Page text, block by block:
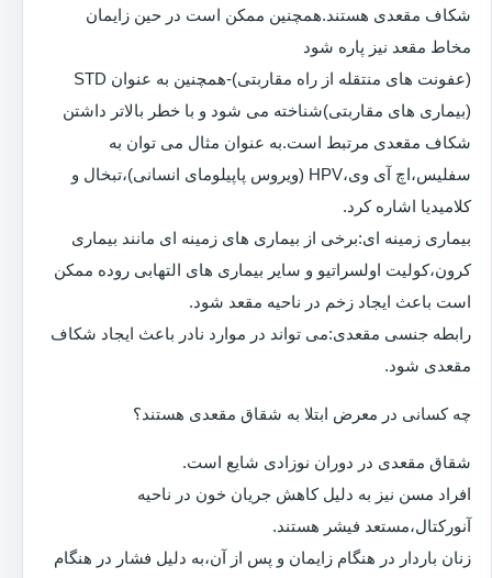
شکاف مقعدی هستند.همچنین ممکن است در حین زایمان
مخاط مقعد نیز پاره شود
(عفونت های منتقله از راه مقاربتی)-همچنین به عنوان STD
(بیماری های مقاربتی)شناخته می شود و با خطر بالاتر داشتن
شکاف مقعدی مرتبط است.به عنوان مثال می توان به
سفلیس،اچ آی وی،HPV (ویروس پاپیلومای انسانی)،تبخال و
کلامیدیا اشاره کرد.
بیماری زمینه ای:برخی از بیماری های زمینه ای مانند بیماری
کرون،کولیت اولسراتیو و سایر بیماری های التهابی روده ممکن
است باعث ایجاد زخم در ناحیه مقعد شود.
رابطه جنسی مقعدی:می تواند در موارد نادر باعث ایجاد شکاف
مقعدی شود.
چه کسانی در معرض ابتلا به شقاق مقعدی هستند؟
شقاق مقعدی در دوران نوزادی شایع است.
افراد مسن نیز به دلیل کاهش جریان خون در ناحیه
آنورکتال،مستعد فیشر هستند.
زنان باردار در هنگام زایمان و پس از آن،به دلیل فشار در هنگام